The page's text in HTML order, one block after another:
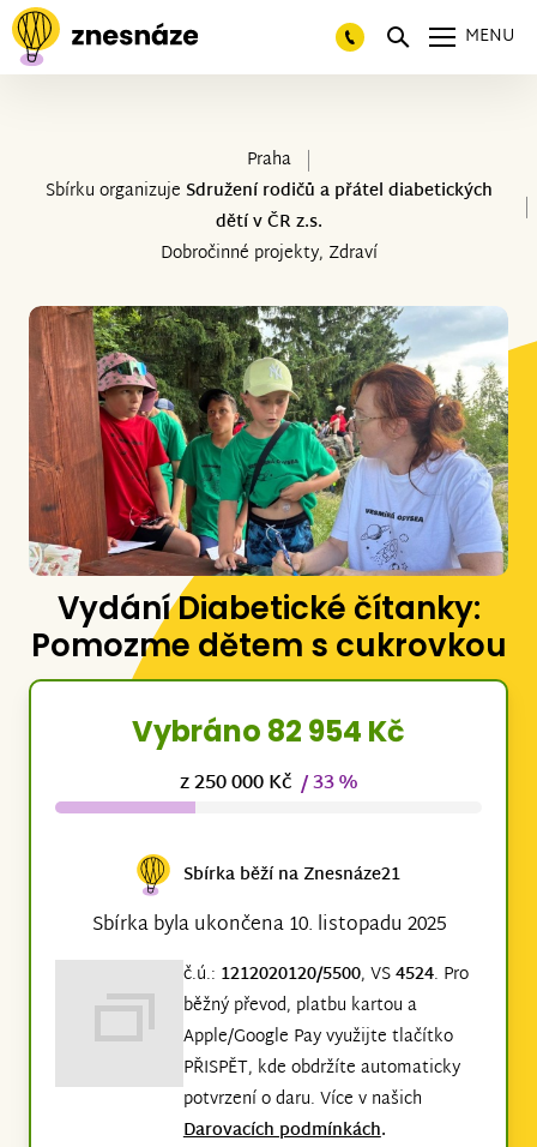
MENU
Praha
Sbírku organizuje Sdružení rodičů a přátel diabetických
dětí v ČR z.s.
Dobročinné projekty, Zdraví
Vydání Diabetické čítanky:
Pomozme dětem s cukrovkou
Vybráno 82 954 Kč
z 250 000 Kč / 33 %
Sbírka běží na Znesnáze21
Sbírka byla ukončena 10. listopadu 2025
č.ú.: 1212020120/5500, VS4524. Pro
běžný převod, platbu kartou a
Apple/Google Pay využijte tlačítko
PŘISPĚT, kde obdržíte automaticky
potvrzení o daru. Více v našich
Darovacích podmínkách.